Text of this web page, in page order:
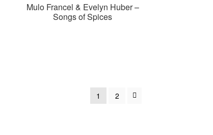
Mulo Francel & Evelyn Huber –
Songs of Spices
1 2